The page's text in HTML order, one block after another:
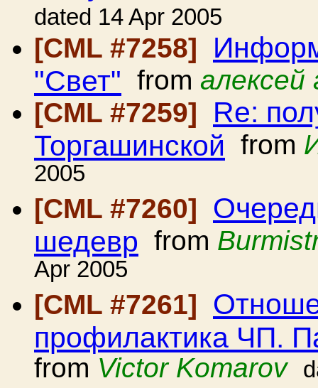
dated 14 Apr 2005
[CML #7258]
"Свет" from алексей
[CML #7259]
Re:
Торгашинской from
2005
[CML #7260]
шедевр from
Apr 2005
[CML #7261]
профилактика ЧП.
from Victor Komarov